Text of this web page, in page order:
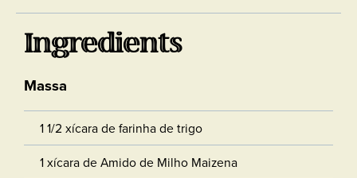
Ingredients
Massa
1 1/2 xícara de farinha de trigo
1 xícara de Amido de Milho Maizena